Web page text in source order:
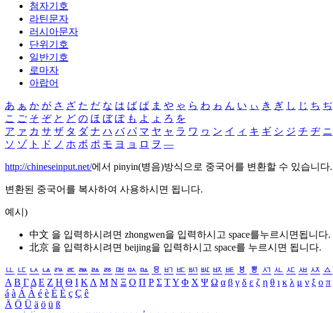
첨자기호
라틴문자
러시아문자
단위기호
일반기호
로마자
아랍어
あ ぁ か が さ ざ た だ な は ば ぱ ま や ゃ ら わ ゎ ん い ぃ き ぎ し じ ち ぢ
こ ご そ ぞ と ど の ほ ぼ ぽ も よ ょ ろ を
ア ァ カ サ ザ タ ダ ナ ハ バ パ マ ヤ ャ ラ ワ ヮ ン イ ィ キ ギ シ ジ チ ヂ ニ
ソ ゾ ト ド ノ ホ ボ ポ モ ヨ ョ ロ ヲ ―
http://chineseinput.net/에서 pinyin(병음)방식으로 중국어를 변환할 수 있습니다.
변환된 중국어를 복사하여 사용하시면 됩니다.
예시)
中文 을 입력하시려면 zhongwen을 입력하시고 space를누르시면됩니다.
北京 을 입력하시려면 beijing을 입력하시고 space를 누르시면 됩니다.
ㅥ ㅦ ㅧ ㅨ ㅩ ㅪ ㅫ ㅬ ㅭ ㅮ ㅯ ㅰ ㅱ ㅲ ㅳ ㅴ ㅵ ㅶ ㅷ ㅸ ㅹ ㅺ ㅻ ㅼ ㅽ ㅾ ㅿ
Α Β ΓΔ Ε Ζ Η Θ Ι ΚΛ Μ Ν Ξ Ο Π Ρ Σ ΤΥ Φ Χ Ψ Ω α β γ δ ε ζ η θ ι κ λ μ ν ξ ο π
á à Á À é è É È ç Ç ê
Ä Ö Ü ä ö ü ß